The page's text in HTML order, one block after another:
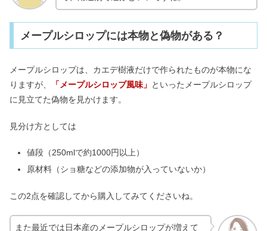
メープルシロップには本物と偽物がある？
メープルシロップは、カエデ樹液だけで作られたものが本物にな
りますが、
「メープルシロップ風味」 といったメープルシロップ
に見立てた偽物を見かけます。
見分け方としては
値段（250mlで約1000円以上）
原材料（ショ糖などの添加物が入っていないか）
この2点を確認してから購入してみてくださいね。
また最近では日本産のメープルシロップが増えて